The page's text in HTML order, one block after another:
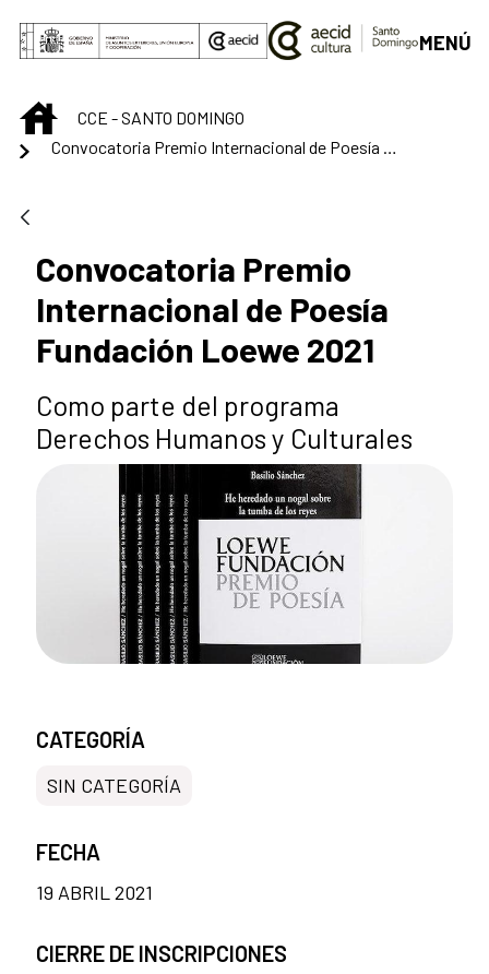
Saltar al contenido principal
MENÚ
INICIOCCE - SANTO DOMINGO
Convocatoria Premio Internacional de Poesía Fundación Loewe 2021
Convocatoria Premio
Internacional de Poesía
Fundación Loewe 2021
Como parte del programa
Derechos Humanos y Culturales
CATEGORÍA
SIN CATEGORÍA
FECHA
19 ABRIL 2021
CIERRE DE INSCRIPCIONES